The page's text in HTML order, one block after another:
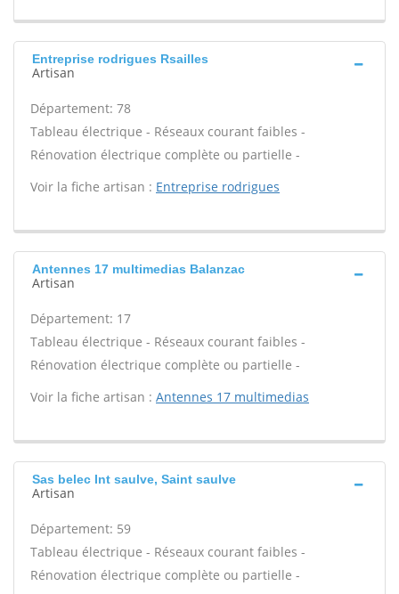
Entreprise rodrigues Rsailles
Artisan
Département: 78
Tableau électrique - Réseaux courant faibles -
Rénovation électrique complète ou partielle -
Voir la fiche artisan : Entreprise rodrigues
Antennes 17 multimedias Balanzac
Artisan
Département: 17
Tableau électrique - Réseaux courant faibles -
Rénovation électrique complète ou partielle -
Voir la fiche artisan : Antennes 17 multimedias
Sas belec Int saulve, Saint saulve
Artisan
Département: 59
Tableau électrique - Réseaux courant faibles -
Rénovation électrique complète ou partielle -